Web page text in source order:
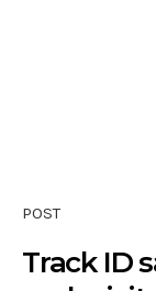
POST
Track ID